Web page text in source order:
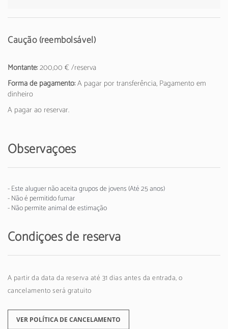
Caução (reembolsável)
Montante:200,00 € /reserva
Forma de pagamento:A pagar por transferência, Pagamento em
dinheiro
A pagar ao reservar.
Observações
- Este aluguer não aceita grupos de jovens (Até 25 anos)
- Não é permitido fumar
- Não permite animal de estimação
Condições de reserva
A partir da data da reserva até 31 dias antes da entrada, o
cancelamento será gratuito
VER POLÍTICA DE CANCELAMENTO